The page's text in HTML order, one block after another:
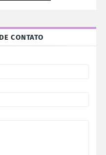
CONTATO